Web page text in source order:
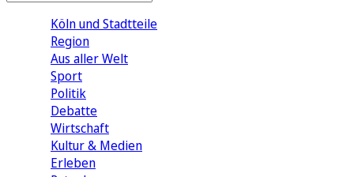
Köln und Stadtteile
Region
Aus aller Welt
Sport
Politik
Debatte
Wirtschaft
Kultur & Medien
Erleben